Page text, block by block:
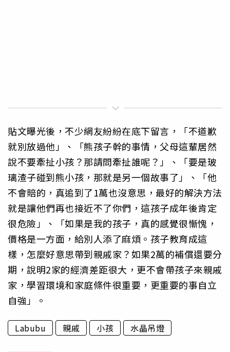
貼文曝光後，不少網友紛紛在底下留言，「不道歉
就別放過他」、「熊孩子幹的事情，父母這輩居然
說不要牽扯小孩？那請問牽扯誰呢？」、「要是玻
璃渣子碰到熊小孩，那就是另一個故事了」、「他
不會賠的，真追到了1萬也沒意思，最好的解決方法
就是讓他們再也接近不了你們，這孩子成年後肯定
很危險」、「如果是我的孩子，真的感覺很慚愧，
價格是一方面，給別人添了麻煩。孩子教育成這
樣，怎麼好意思帶到親戚家？如果2萬的補償還要分
期，說明2家的經濟差距很大，更不會帶孩子來親戚
家，學習環境和家庭條件很重要，更重要的事自立
自強」。
Labubu 親戚 小孩 水晶吊燈